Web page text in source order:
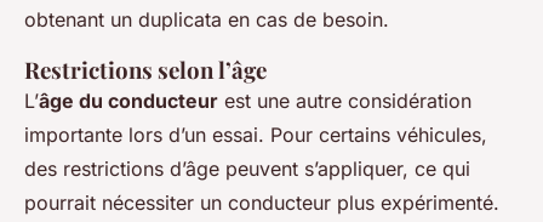
obtenant un duplicata en cas de besoin.
Restrictions selon l’âge
L’âge du conducteur est une autre considération
importante lors d’un essai. Pour certains véhicules,
des restrictions d’âge peuvent s’appliquer, ce qui
pourrait nécessiter un conducteur plus expérimenté.